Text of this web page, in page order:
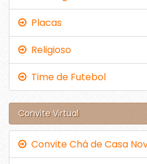
Placas
Religioso
Time de Futebol
Convite Virtual
Convite Chá de Casa